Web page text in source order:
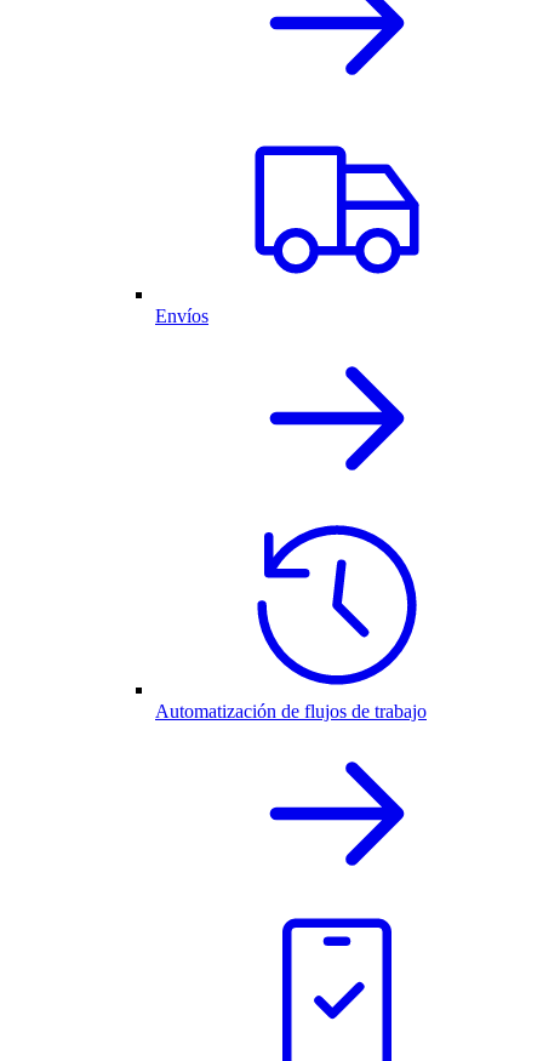
Envíos
Automatización de flujos de trabajo